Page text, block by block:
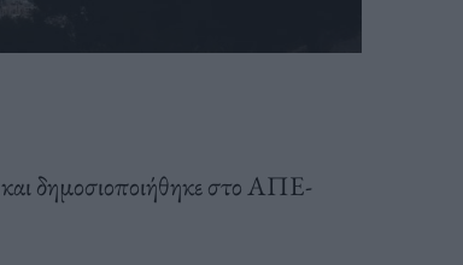
και δημοσιοποιήθηκε στο ΑΠΕ-